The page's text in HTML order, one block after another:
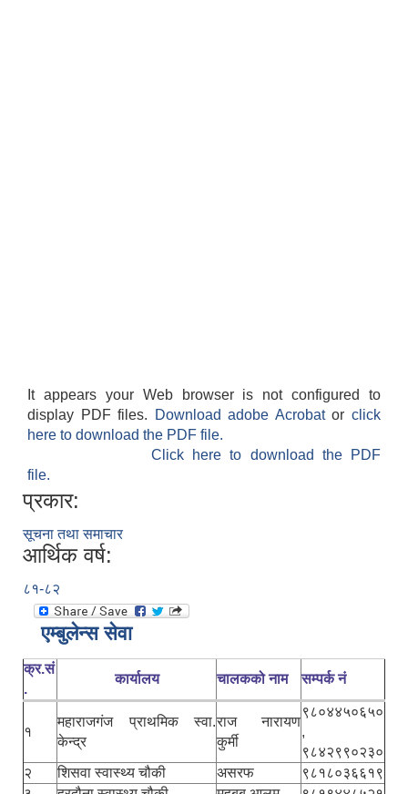
It appears your Web browser is not configured to
display PDF files.
Download adobe Acrobatorclick
here to download the PDF file.
Click here to download the PDF
file.
प्रकार:
सूचना तथा समाचार
आर्थिक वर्ष:
८१-८२
एम्बुलेन्स सेवा
क्र.सं
.
कार्यालय चालकको नाम सम्पर्क नं
१
महाराजगंज प्राथमिक स्वा.
केन्द्र
राज नारायण
कुर्मी
९८०४४५०६५०
,
९८४२९९०२३०
२
शिसवा स्वास्थ्य चौकी असरफ
९८१८०३६६१९